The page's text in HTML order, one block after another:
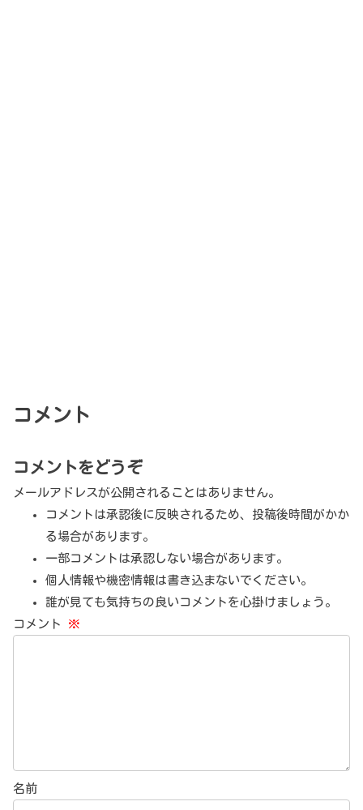
コメント
コメントをどうぞ
メールアドレスが公開されることはありません。
コメントは承認後に反映されるため、投稿後時間がかか
る場合があります。
一部コメントは承認しない場合があります。
個人情報や機密情報は書き込まないでください。
誰が見ても気持ちの良いコメントを心掛けましょう。
コメント ※
名前